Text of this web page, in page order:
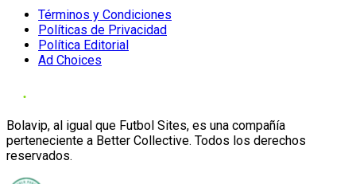
Términos y Condiciones
Políticas de Privacidad
Política Editorial
Ad Choices
Bolavip, al igual que Futbol Sites, es una compañía
perteneciente a Better Collective. Todos los derechos
reservados.